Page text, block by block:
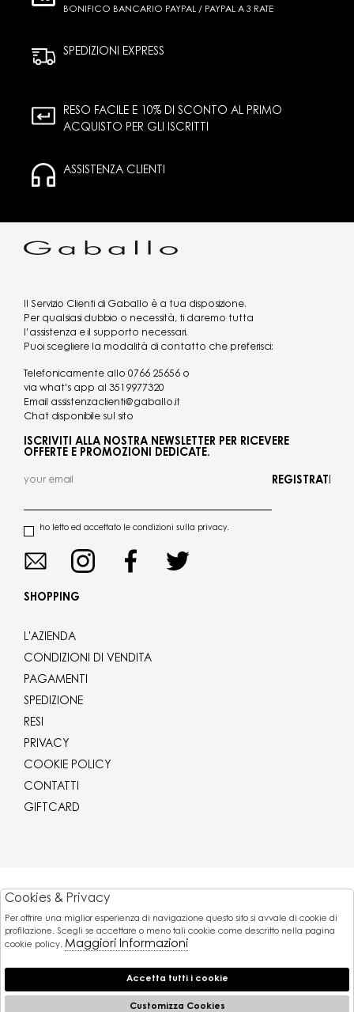
BONIFICO BANCARIO PAYPAL / PAYPAL A 3 RATE
SPEDIZIONI EXPRESS
RESO FACILE E 10% DI SCONTO AL PRIMO
ACQUISTO PER GLI ISCRITTI
ASSISTENZA CLIENTI
Il Servizio Clienti di Gaballo è a tua disposizione.
Per qualsiasi dubbio o necessità, ti daremo tutta
l’assistenza e il supporto necessari.
Puoi scegliere la modalità di contatto che preferisci:
Telefonicamente allo 0766 25656 o
via what's app al 3519977320
Email assistenzaclienti@gaballo.it
Chat disponibile sul sito
ISCRIVITI ALLA NOSTRA NEWSLETTER PER RICEVERE
OFFERTE E PROMOZIONI DEDICATE.
ho letto ed accettato le condizioni sulla privacy.
REGISTRATI
SHOPPING
L'AZIENDA
CONDIZIONI DI VENDITA
PAGAMENTI
SPEDIZIONE
RESI
PRIVACY
COOKIE POLICY
CONTATTI
GIFTCARD
Powered by
Pagamenti
Cookies & Privacy
Per offrire una miglior esperienza di navigazione questo sito si avvale di cookie di
profilazione. Scegli se accettare o meno tali cookie come descritto nella pagina
cookie policy. Maggiori Informazioni
Accetta tutti i cookie
Customizza Cookies